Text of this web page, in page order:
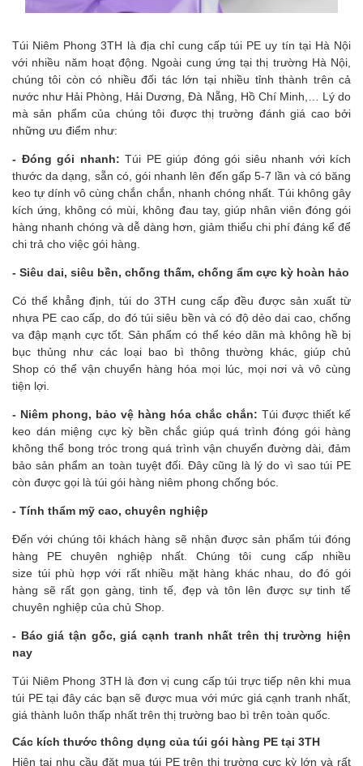
Túi Niêm Phong 3TH là địa chỉ cung cấp túi PE uy tín tại Hà Nội
với nhiều năm hoạt động. Ngoài cung ứng tại thị trường Hà Nội,
chúng tôi còn có nhiều đối tác lớn tại nhiều tỉnh thành trên cả
nước như Hải Phòng, Hải Dương, Đà Nẵng, Hồ Chí Minh,… Lý do
mà sản phẩm của chúng tôi được thị trường đánh giá cao bởi
những ưu điểm như:
- Đóng gói nhanh: Túi PE giúp đóng gói siêu nhanh với kích
thước da dạng, sẵn có, gói nhanh lên đến gấp 5-7 lần và có băng
keo tự dính vô cùng chắn chắn, nhanh chóng nhất. Túi không gây
kích ứng, không có mùi, không đau tay, giúp nhân viên đóng gói
hàng nhanh chóng và dễ dàng hơn, giảm thiểu chi phí đáng kể để
chi trả cho việc gói hàng.
- Siêu dai, siêu bền, chống thấm, chống ẩm cực kỳ hoàn hảo
Có thể khẳng định, túi do 3TH cung cấp đều được sản xuất từ
nhựa PE cao cấp, do đó túi siêu bền và có độ dẻo dai cao, chống
va đập mạnh cực tốt. Sản phẩm có thể kéo dãn mà không hề bị
bục thủng như các loại bao bì thông thường khác, giúp chủ
Shop có thể vận chuyển hàng hóa mọi lúc, mọi nơi và vô cùng
tiện lợi.
- Niêm phong, bảo vệ hàng hóa chắc chắn: Túi được thiết kế
keo dán miệng cực kỳ bền chắc giúp quá trình đóng gói hàng
không thể bong tróc trong quá trình vận chuyển đường dài, đảm
bảo sản phẩm an toàn tuyệt đối. Đây cũng là lý do vì sao túi PE
còn được gọi là túi gói hàng niêm phong chống bóc.
- Tính thẩm mỹ cao, chuyên nghiệp
Đến với chúng tôi khách hàng sẽ nhận được sản phẩm túi đóng
hàng PE chuyên nghiệp nhất. Chúng tôi cung cấp nhiều
size túi phù hợp với rất nhiều mặt hàng khác nhau, do đó gói
hàng sẽ rất gọn gàng, tinh tế, đẹp và tôn lên được sự tinh tế
chuyên nghiệp của chủ Shop.
- Báo giá tận gốc, giá cạnh tranh nhất trên thị trường hiện
nay
Túi Niêm Phong 3TH là đơn vị cung cấp túi trực tiếp nên khi mua
túi PE tại đây các bạn sẽ được mua với mức giá cạnh tranh nhất,
giá thành luôn thấp nhất trên thị trường bao bì trên toàn quốc.
Các kích thước thông dụng của túi gói hàng PE tại 3TH
Hiện tại nhu cầu đặt mua túi PE trên thị trường cực kỳ lớn và rất